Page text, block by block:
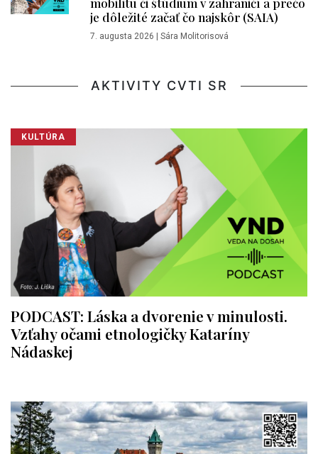
je dôležité začať čo najskôr (SAIA)
7. augusta 2026 | Sára Molitorisová
AKTIVITY CVTI SR
KULTÚRA
PODCAST: Láska a dvorenie v minulosti.
Vzťahy očami etnologičky Kataríny
Nádaskej